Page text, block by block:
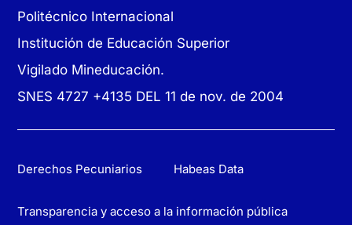
Politécnico Internacional
Institución de Educación Superior
Vigilado Mineducación.
SNES 4727 +4135 DEL 11 de nov. de 2004
Derechos Pecuniarios Habeas Data
Transparencia y acceso a la información pública